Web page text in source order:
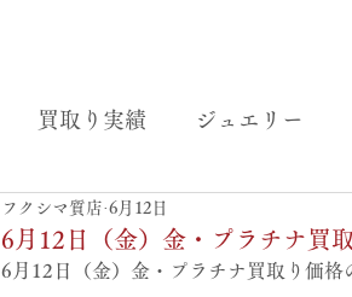
買取り実績 ジュエリー
6月12日（金）金・プラチナ買
フクシマ質店 6月12日
6月12日（金）金・プラチナ買取り価格